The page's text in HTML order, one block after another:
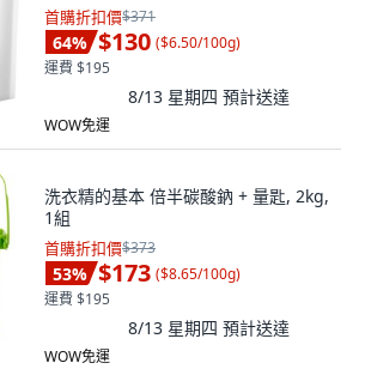
首購折扣價$371
64% $130 ($6.50/100g)
運費 $195
8/13 星期四 預計送達
WOW免運
洗衣精的基本 倍半碳酸鈉 + 量匙, 2kg,
1組
首購折扣價$373
53% $173 ($8.65/100g)
運費 $195
8/13 星期四 預計送達
WOW免運